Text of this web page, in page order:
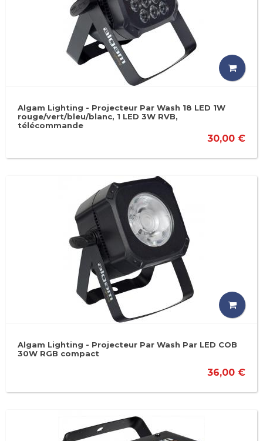
Algam Lighting - Projecteur Par Wash 18 LED 1W
rouge/vert/bleu/blanc, 1 LED 3W RVB,
télécommande
30,00 €
Algam Lighting - Projecteur Par Wash Par LED COB
30W RGB compact
36,00 €